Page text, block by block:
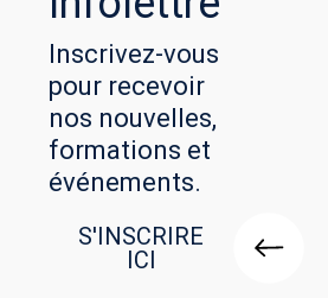
Inscrivez-vous
pour recevoir
nos nouvelles,
formations et
événements.
S'INSCRIRE
ICI